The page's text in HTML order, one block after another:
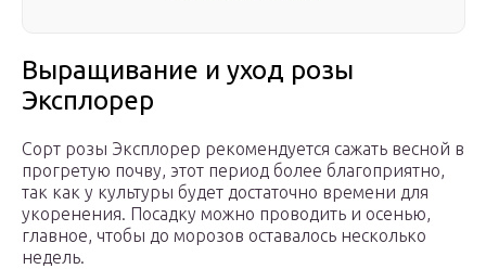
Выращивание и уход розы
Эксплорер
Сорт розы Эксплорер рекомендуется сажать весной в
прогретую почву, этот период более благоприятно,
так как у культуры будет достаточно времени для
укоренения. Посадку можно проводить и осенью,
главное, чтобы до морозов оставалось несколько
недель.